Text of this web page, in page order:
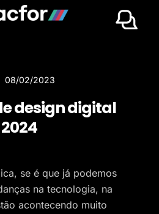
08/02/2023
design digital
se é que já podemos
na tecnologia, na
acontecendo muito